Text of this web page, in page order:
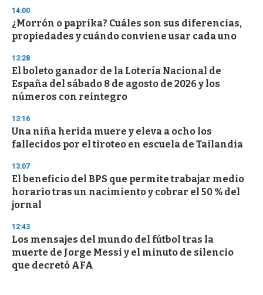
14:00
¿Morrón o paprika? Cuáles son sus diferencias,
propiedades y cuándo conviene usar cada uno
13:28
El boleto ganador de la Lotería Nacional de
España del sábado 8 de agosto de 2026 y los
números con reintegro
13:16
Una niña herida muere y eleva a ocho los
fallecidos por el tiroteo en escuela de Tailandia
13:07
El beneficio del BPS que permite trabajar medio
horario tras un nacimiento y cobrar el 50 % del
jornal
12:43
Los mensajes del mundo del fútbol tras la
muerte de Jorge Messi y el minuto de silencio
que decretó AFA